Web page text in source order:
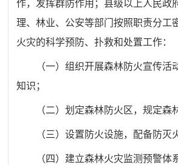
作，发挥群防作用；县级以上人民政
理、林业、公安等部门按照职责分工
火灾的科学预防、扑救和处置工作：
（一）组织开展森林防火宣传活
知识；
（二）划定森林防火区，规定森
（三）设置防火设施，配备防灭
（四）建立森林火灾监测预警体